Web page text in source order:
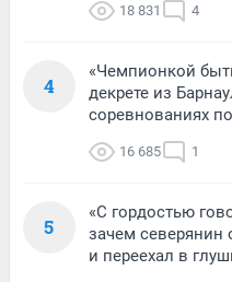
18 831 4
4
«Чемпионкой
декрете из
соревнованиях
16 685 1
5
«С гордостью
зачем
и переехал в